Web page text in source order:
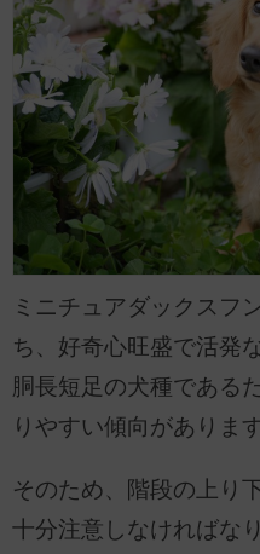
ミニチュアダックスフ
ち、好奇心旺盛で活発
胴長短足の犬種である
りやすい傾向があります
そのため、階段の上り
十分注意しなければな